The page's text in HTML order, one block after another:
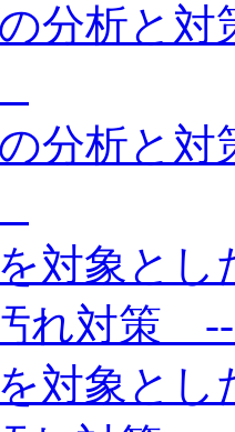
分析と
分析と
対象とし
汚れ対
対象とし